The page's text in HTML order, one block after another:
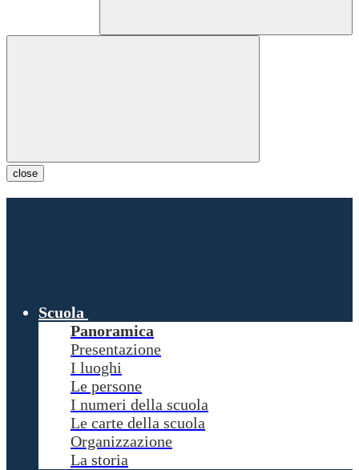
close
Scuola
Panoramica
Presentazione
I luoghi
Le persone
I numeri della scuola
Le carte della scuola
Organizzazione
La storia